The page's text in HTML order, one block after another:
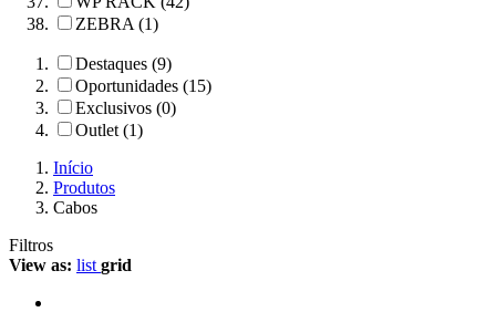
ZEBRA (1)
Destaques (9)
Oportunidades (15)
Exclusivos (0)
Outlet (1)
Início
Produtos
Cabos
Filtros
View as: list grid